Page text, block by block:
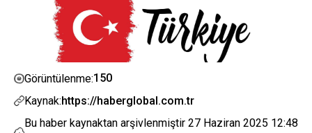
Görüntülenme:150
Kaynak:https://haberglobal.com.tr
Bu haber kaynaktan arşivlenmiştir 27 Haziran 2025 12:48